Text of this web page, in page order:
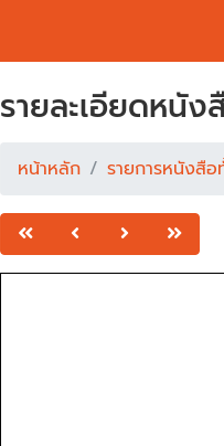
รายละเอียดหนัง
หน้าหลัก รายการหนังสื